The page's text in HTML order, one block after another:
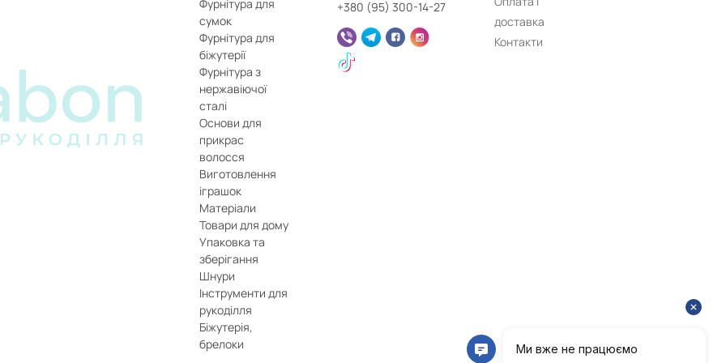
для роботи з біжутерією?
спеціально підходить для роботи з фурнітурою, кільцями та дротом.
мають зручну форму для комфортного утримання під час роботи.
Фурнітура для
сумок
Фурнітура для
біжутерії
Фурнітура з
нержавіючої
сталі
Основи для
прикрас
волосся
Виготовлення
іграшок
Матеріали
Товари для дому
Упаковка та
зберігання
Шнури
Інструменти для
рукоділля
Біжутерія,
брелоки
+380 (95) 300-14-27
доставка
Контакти